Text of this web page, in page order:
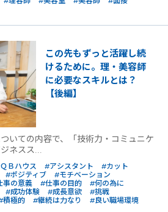
この先もずっと活躍し続
けるために。理・美容師
に必要なスキルとは？
【後編】
いての内容で、「技術力・コミュニケ
ネスス...
Ｂハウス #アシスタント
#カット
#ポジティブ
#モチベーション
事の意義 #仕事の目的
#何の為に
#成功体験 #成長意欲
#挑戦
積極的 #継続は力なり
#良い職場環境